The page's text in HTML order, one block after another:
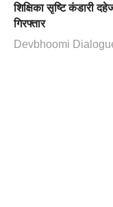
शिक्षिका सृष्टि कंडारी
गिरफ्तार
Devbhoomi